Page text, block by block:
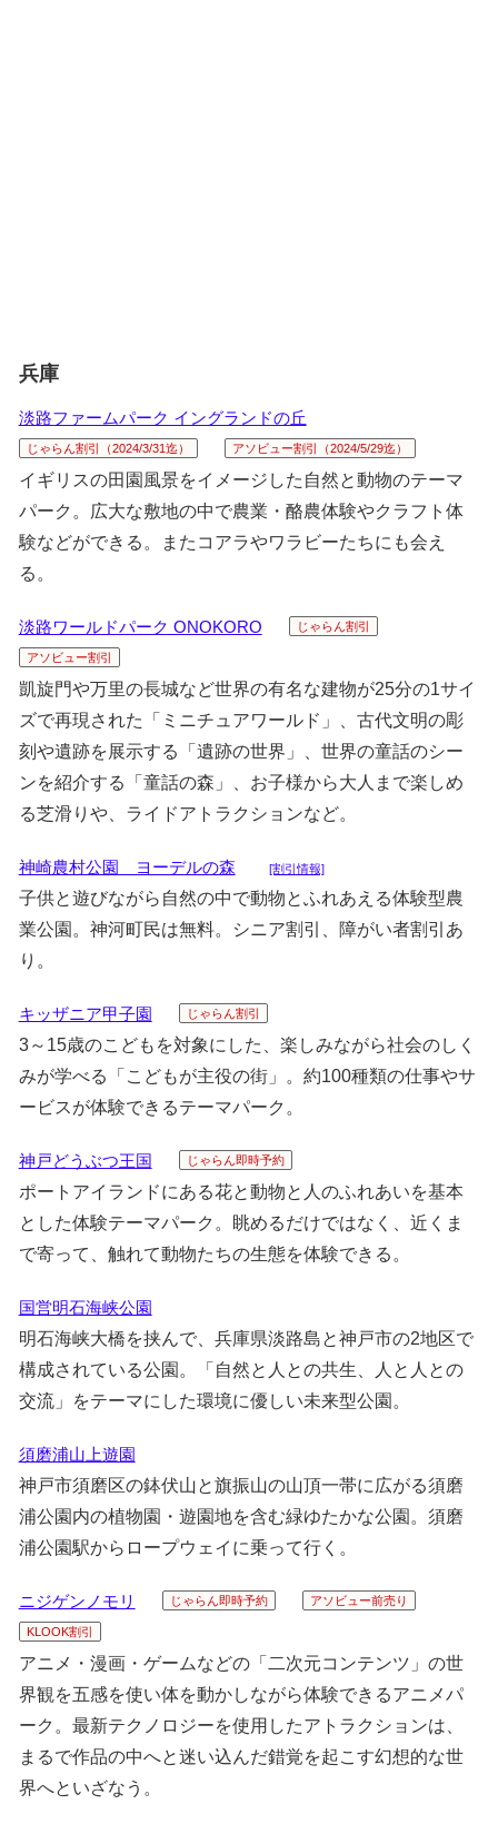
兵庫
淡路ファームパーク イングランドの丘
じゃらん割引（2024/3/31迄） アソビュー割引（2024/5/29迄）
イギリスの田園風景をイメージした自然と動物のテーマ
パーク。広大な敷地の中で農業・酪農体験やクラフト体
験などができる。またコアラやワラビーたちにも会え
る。
淡路ワールドパーク ONOKORO じゃらん割引
アソビュー割引
凱旋門や万里の長城など世界の有名な建物が25分の1サイ
ズで再現された「ミニチュアワールド」、古代文明の彫
刻や遺跡を展示する「遺跡の世界」、世界の童話のシー
ンを紹介する「童話の森」、お子様から大人まで楽しめ
る芝滑りや、ライドアトラクションなど。
神崎農村公園 ヨーデルの森 [割引情報]
子供と遊びながら自然の中で動物とふれあえる体験型農
業公園。神河町民は無料。シニア割引、障がい者割引あ
り。
キッザニア甲子園 じゃらん割引
3～15歳のこどもを対象にした、楽しみながら社会のしく
みが学べる「こどもが主役の街」。約100種類の仕事やサ
ービスが体験できるテーマパーク。
神戸どうぶつ王国 じゃらん即時予約
ポートアイランドにある花と動物と人のふれあいを基本
とした体験テーマパーク。眺めるだけではなく、近くま
で寄って、触れて動物たちの生態を体験できる。
国営明石海峡公園
明石海峡大橋を挟んで、兵庫県淡路島と神戸市の2地区で
構成されている公園。「自然と人との共生、人と人との
交流」をテーマにした環境に優しい未来型公園。
須磨浦山上遊園
神戸市須磨区の鉢伏山と旗振山の山頂一帯に広がる須磨
浦公園内の植物園・遊園地を含む緑ゆたかな公園。須磨
浦公園駅からロープウェイに乗って行く。
ニジゲンノモリ じゃらん即時予約 アソビュー前売り
KLOOK割引
アニメ・漫画・ゲームなどの「二次元コンテンツ」の世
界観を五感を使い体を動かしながら体験できるアニメパ
ーク。最新テクノロジーを使用したアトラクションは、
まるで作品の中へと迷い込んだ錯覚を起こす幻想的な世
界へといざなう。